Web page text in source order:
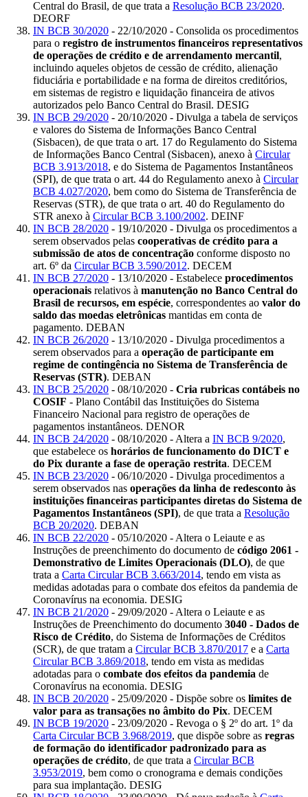
Central do Brasil, de que trata a Resolução BCB 23/2020.
DEORF
IN BCB 30/2020 - 22/10/2020 - Consolida os procedimentos
para o registro de instrumentos financeiros representativos
de operações de crédito e de arrendamento mercantil,
incluindo aqueles objetos de cessão de crédito, alienação
fiduciária e portabilidade e na forma de direitos creditórios,
em sistemas de registro e liquidação financeira de ativos
autorizados pelo Banco Central do Brasil. DESIG
IN BCB 29/2020 - 20/10/2020 - Divulga a tabela de serviços
e valores do Sistema de Informações Banco Central
(Sisbacen), de que trata o art. 17 do Regulamento do Sistema
de Informações Banco Central (Sisbacen), anexo à Circular
BCB 3.913/2018, e do Sistema de Pagamentos Instantâneos
(SPI), de que trata o art. 44 do Regulamento anexo à Circular
BCB 4.027/2020, bem como do Sistema de Transferência de
Reservas (STR), de que trata o art. 40 do Regulamento do
STR anexo à Circular BCB 3.100/2002. DEINF
IN BCB 28/2020 - 19/10/2020 - Divulga os procedimentos a
serem observados pelas cooperativas de crédito para a
submissão de atos de concentração conforme disposto no
art. 6º da Circular BCB 3.590/2012. DECEM
IN BCB 27/2020 - 13/10/2020 - Estabelece procedimentos
operacionais relativos à manutenção no Banco Central do
Brasil de recursos, em espécie, correspondentes ao valor do
saldo das moedas eletrônicas mantidas em conta de
pagamento. DEBAN
IN BCB 26/2020 - 13/10/2020 - Divulga procedimentos a
serem observados para a operação de participante em
regime de contingência no Sistema de Transferência de
Reservas (STR). DEBAN
IN BCB 25/2020 - 08/10/2020 - Cria rubricas contábeis no
COSIF - Plano Contábil das Instituições do Sistema
Financeiro Nacional para registro de operações de
pagamentos instantâneos. DENOR
IN BCB 24/2020 - 08/10/2020 - Altera a IN BCB 9/2020,
que estabelece os horários de funcionamento do DICT e
do Pix durante a fase de operação restrita. DECEM
IN BCB 23/2020 - 06/10/2020 - Divulga procedimentos a
serem observados nas operações da linha de redesconto às
instituições financeiras participantes diretas do Sistema de
Pagamentos Instantâneos (SPI), de que trata a Resolução
BCB 20/2020. DEBAN
IN BCB 22/2020 - 05/10/2020 - Altera o Leiaute e as
Instruções de preenchimento do documento de código 2061 -
Demonstrativo de Limites Operacionais (DLO), de que
trata a Carta Circular BCB 3.663/2014, tendo em vista as
medidas adotadas para o combate dos efeitos da pandemia de
Coronavírus na economia. DESIG
IN BCB 21/2020 - 29/09/2020 - Altera o Leiaute e as
Instruções de Preenchimento do documento 3040 - Dados de
Risco de Crédito, do Sistema de Informações de Créditos
(SCR), de que tratam a Circular BCB 3.870/2017 e a Carta
Circular BCB 3.869/2018, tendo em vista as medidas
adotadas para o combate dos efeitos da pandemia de
Coronavírus na economia. DESIG
IN BCB 20/2020 - 25/09/2020 - Dispõe sobre os limites de
valor para as transações no âmbito do Pix. DECEM
IN BCB 19/2020 - 23/09/2020 - Revoga o § 2º do art. 1º da
Carta Circular BCB 3.968/2019, que dispõe sobre as regras
de formação do identificador padronizado para as
operações de crédito, de que trata a Circular BCB
3.953/2019, bem como o cronograma e demais condições
para sua implantação. DESIG